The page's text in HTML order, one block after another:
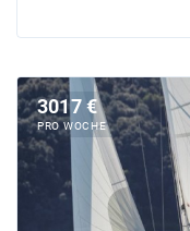
3017 €
PRO WOCHE